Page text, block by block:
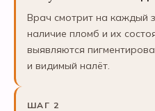
Врач смотрит на каждый
наличие пломб и их
выявляются
и видимый налёт.
ШАГ 2